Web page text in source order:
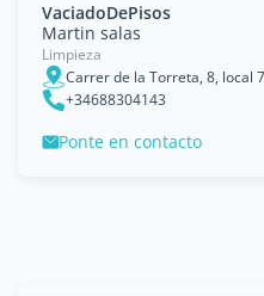
VaciadoDePisos
Martin salas
Limpieza
+34688304143
Ponte en contacto